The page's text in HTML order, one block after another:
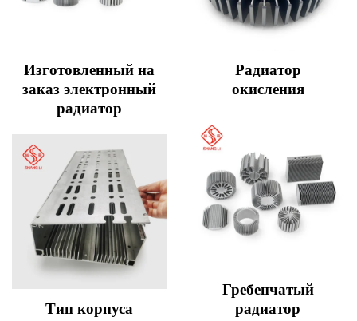
Изготовленный на
заказ электронный
радиатор
Тип корпуса
Радиатор
окисления
Гребенчатый
радиатор